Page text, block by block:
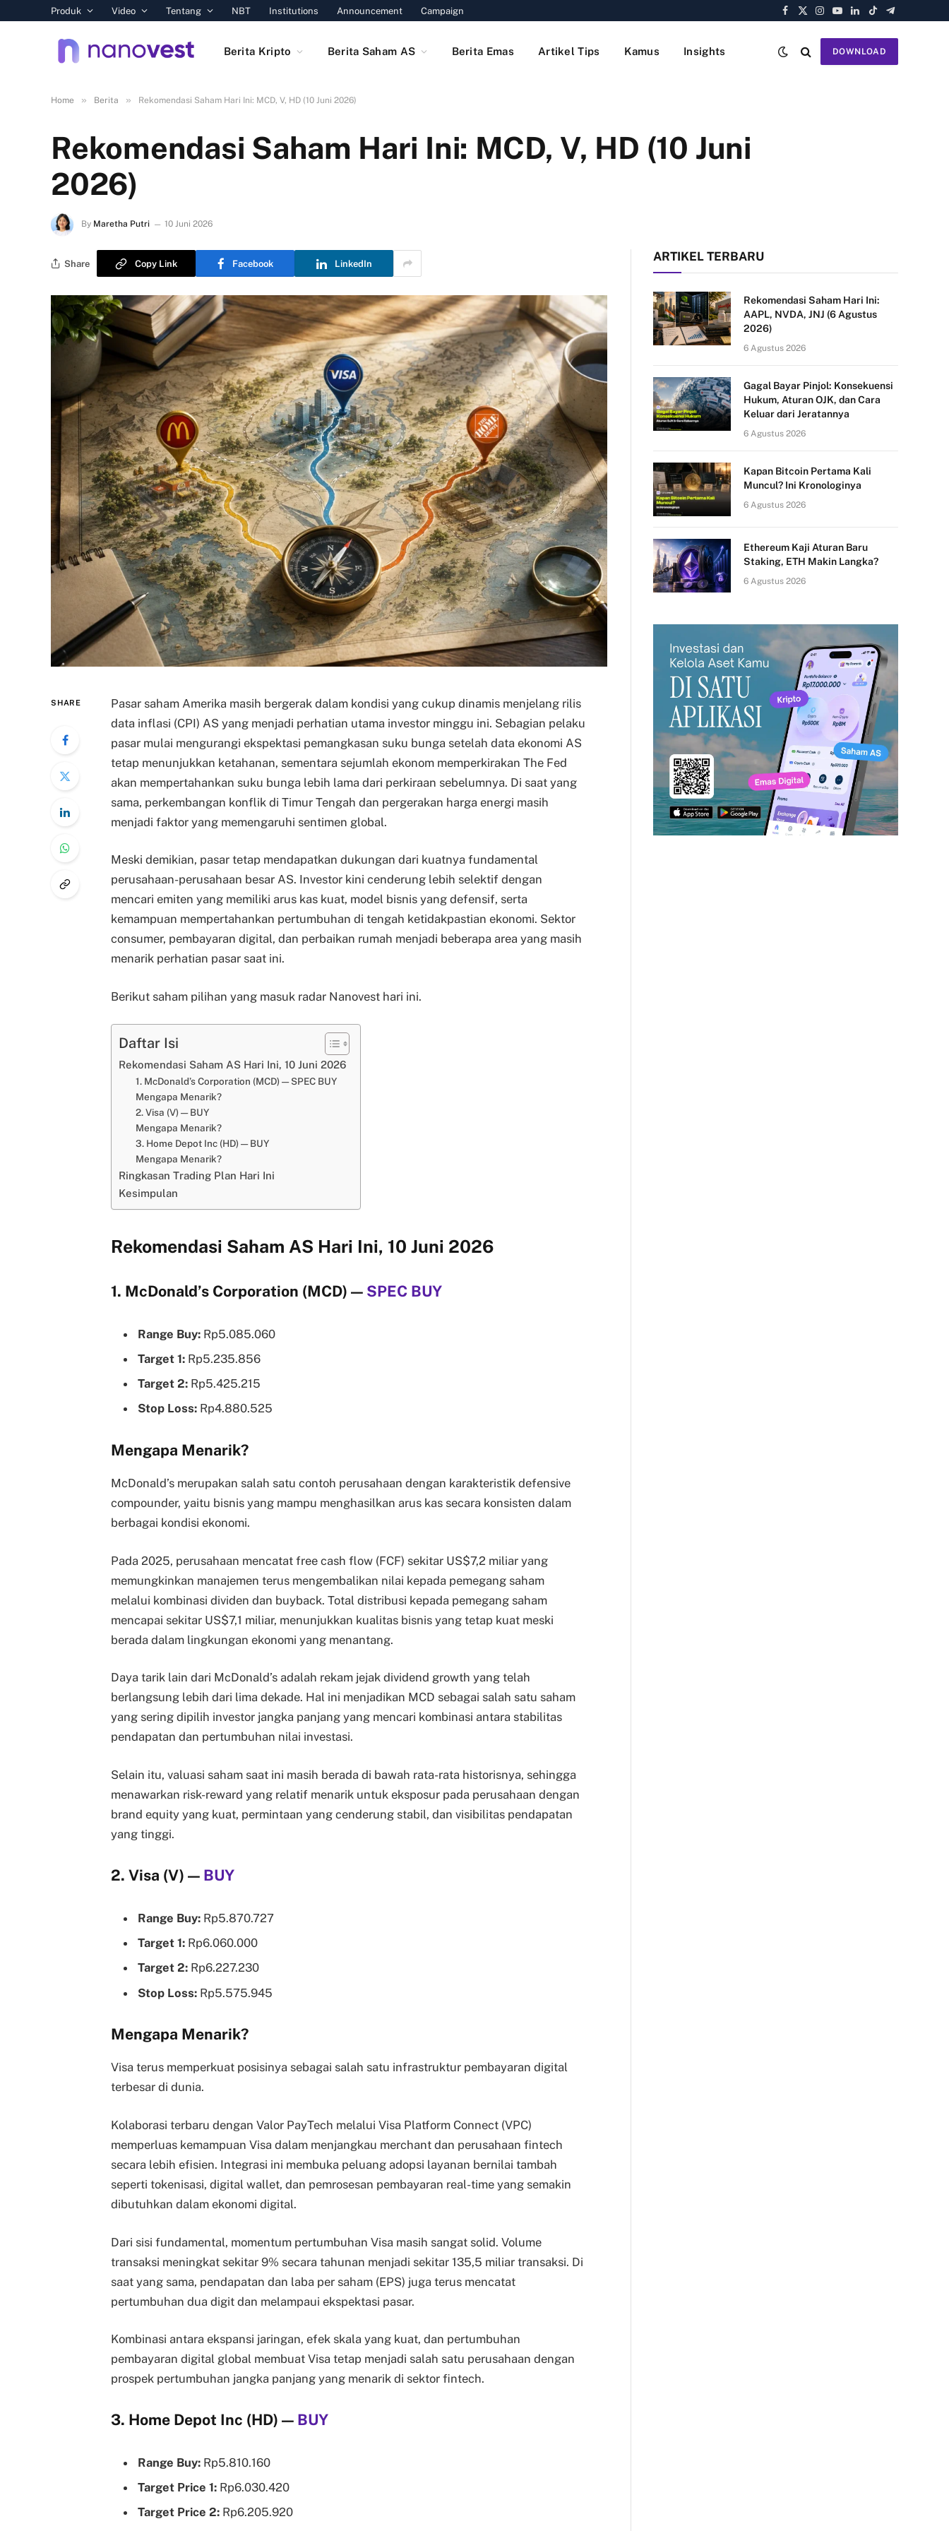
Produk Video Tentang NBT Institutions Announcement Campaign
Facebook
X
Instagram
YouTube
LinkedIn
TikTokTelegram
Berita Kripto Berita Saham AS Berita Emas Artikel Tips Kamus Insights DOWNLOAD
Home » Berita » Rekomendasi Saham Hari Ini: MCD, V, HD (10 Juni 2026)
Rekomendasi Saham Hari Ini: MCD, V, HD (10 Juni
2026)
By Maretha Putri 10 Juni 2026
Share Copy Link Facebook LinkedIn
SHARE
Pasar saham Amerika masih bergerak dalam kondisi yang cukup dinamis menjelang rilis
data inflasi (CPI) AS yang menjadi perhatian utama investor minggu ini. Sebagian pelaku
pasar mulai mengurangi ekspektasi pemangkasan suku bunga setelah data ekonomi AS
tetap menunjukkan ketahanan, sementara sejumlah ekonom memperkirakan The Fed
akan mempertahankan suku bunga lebih lama dari perkiraan sebelumnya. Di saat yang
sama, perkembangan konflik di Timur Tengah dan pergerakan harga energi masih
menjadi faktor yang memengaruhi sentimen global.
Meski demikian, pasar tetap mendapatkan dukungan dari kuatnya fundamental
perusahaan-perusahaan besar AS. Investor kini cenderung lebih selektif dengan
mencari emiten yang memiliki arus kas kuat, model bisnis yang defensif, serta
kemampuan mempertahankan pertumbuhan di tengah ketidakpastian ekonomi. Sektor
consumer, pembayaran digital, dan perbaikan rumah menjadi beberapa area yang masih
menarik perhatian pasar saat ini.
Berikut saham pilihan yang masuk radar Nanovest hari ini.
Daftar Isi
Rekomendasi Saham AS Hari Ini, 10 Juni 2026
1. McDonald’s Corporation (MCD) — SPEC BUY
Mengapa Menarik?
2. Visa (V) — BUY
Mengapa Menarik?
3. Home Depot Inc (HD) — BUY
Mengapa Menarik?
Ringkasan Trading Plan Hari Ini
Kesimpulan
Rekomendasi Saham AS Hari Ini, 10 Juni 2026
1. McDonald’s Corporation (MCD) — SPEC BUY
Range Buy: Rp5.085.060
Target 1: Rp5.235.856
Target 2: Rp5.425.215
Stop Loss: Rp4.880.525
Mengapa Menarik?
McDonald’s merupakan salah satu contoh perusahaan dengan karakteristik defensive
compounder, yaitu bisnis yang mampu menghasilkan arus kas secara konsisten dalam
berbagai kondisi ekonomi.
Pada 2025, perusahaan mencatat free cash flow (FCF) sekitar US$7,2 miliar yang
memungkinkan manajemen terus mengembalikan nilai kepada pemegang saham
melalui kombinasi dividen dan buyback. Total distribusi kepada pemegang saham
mencapai sekitar US$7,1 miliar, menunjukkan kualitas bisnis yang tetap kuat meski
berada dalam lingkungan ekonomi yang menantang.
Daya tarik lain dari McDonald’s adalah rekam jejak dividend growth yang telah
berlangsung lebih dari lima dekade. Hal ini menjadikan MCD sebagai salah satu saham
yang sering dipilih investor jangka panjang yang mencari kombinasi antara stabilitas
pendapatan dan pertumbuhan nilai investasi.
Selain itu, valuasi saham saat ini masih berada di bawah rata-rata historisnya, sehingga
menawarkan risk-reward yang relatif menarik untuk eksposur pada perusahaan dengan
brand equity yang kuat, permintaan yang cenderung stabil, dan visibilitas pendapatan
yang tinggi.
2. Visa (V) — BUY
Range Buy: Rp5.870.727
Target 1: Rp6.060.000
Target 2: Rp6.227.230
Stop Loss: Rp5.575.945
Mengapa Menarik?
Visa terus memperkuat posisinya sebagai salah satu infrastruktur pembayaran digital
terbesar di dunia.
Kolaborasi terbaru dengan Valor PayTech melalui Visa Platform Connect (VPC)
memperluas kemampuan Visa dalam menjangkau merchant dan perusahaan fintech
secara lebih efisien. Integrasi ini membuka peluang adopsi layanan bernilai tambah
seperti tokenisasi, digital wallet, dan pemrosesan pembayaran real-time yang semakin
dibutuhkan dalam ekonomi digital.
Dari sisi fundamental, momentum pertumbuhan Visa masih sangat solid. Volume
transaksi meningkat sekitar 9% secara tahunan menjadi sekitar 135,5 miliar transaksi. Di
saat yang sama, pendapatan dan laba per saham (EPS) juga terus mencatat
pertumbuhan dua digit dan melampaui ekspektasi pasar.
Kombinasi antara ekspansi jaringan, efek skala yang kuat, dan pertumbuhan
pembayaran digital global membuat Visa tetap menjadi salah satu perusahaan dengan
prospek pertumbuhan jangka panjang yang menarik di sektor fintech.
3. Home Depot Inc (HD) — BUY
Range Buy: Rp5.810.160
Target Price 1: Rp6.030.420
Target Price 2: Rp6.205.920
ARTIKEL TERBARU
Rekomendasi Saham Hari Ini:
AAPL, NVDA, JNJ (6 Agustus
2026)
6 Agustus 2026
Gagal Bayar Pinjol: Konsekuensi
Hukum, Aturan OJK, dan Cara
Keluar dari Jeratannya
6 Agustus 2026
Kapan Bitcoin Pertama Kali
Muncul? Ini Kronologinya
6 Agustus 2026
Ethereum Kaji Aturan Baru
Staking, ETH Makin Langka?
6 Agustus 2026